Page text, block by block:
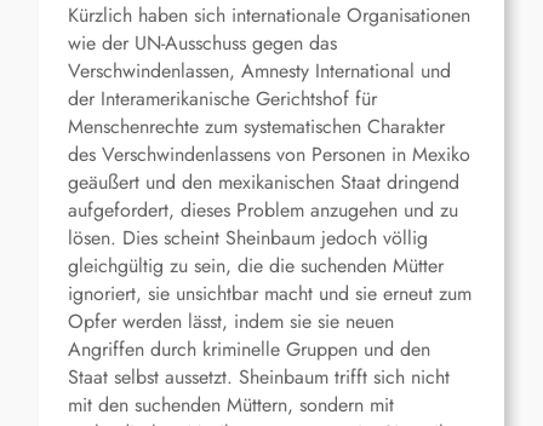
Kürzlich haben sich internationale Organisationen
wie der UN-Ausschuss gegen das
Verschwindenlassen, Amnesty International und
der Interamerikanische Gerichtshof für
Menschenrechte zum systematischen Charakter
des Verschwindenlassens von Personen in Mexiko
geäußert und den mexikanischen Staat dringend
aufgefordert, dieses Problem anzugehen und zu
lösen. Dies scheint Sheinbaum jedoch völlig
gleichgültig zu sein, die die suchenden Mütter
ignoriert, sie unsichtbar macht und sie erneut zum
Opfer werden lässt, indem sie sie neuen
Angriffen durch kriminelle Gruppen und den
Staat selbst aussetzt. Sheinbaum trifft sich nicht
mit den suchenden Müttern, sondern mit